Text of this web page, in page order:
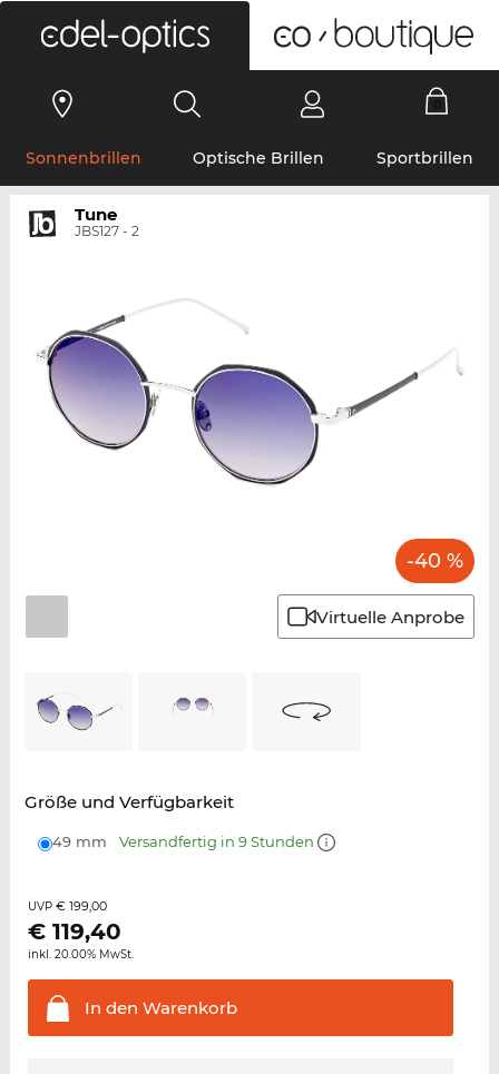
Sonnenbrillen Optische Brillen Sportbrillen
Tune
JBS127 - 2
-40 %
Virtuelle Anprobe
Größe und Verfügbarkeit
49 mm Versandfertig in 9 Stunden
UVP € 199,00
€ 119,40
inkl. 20.00% MwSt.
In den Warenkorb